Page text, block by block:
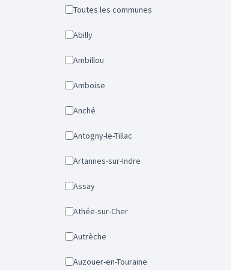
Toutes les communes
Abilly
Ambillou
Amboise
Anché
Antogny-le-Tillac
Artannes-sur-Indre
Assay
Athée-sur-Cher
Autrèche
Auzouer-en-Touraine